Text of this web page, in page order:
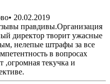
• 20.02.2019
правдивы.Организация
директор творит ужасные
нелепые штрафы за все
в вопросах
,огромная текучка и